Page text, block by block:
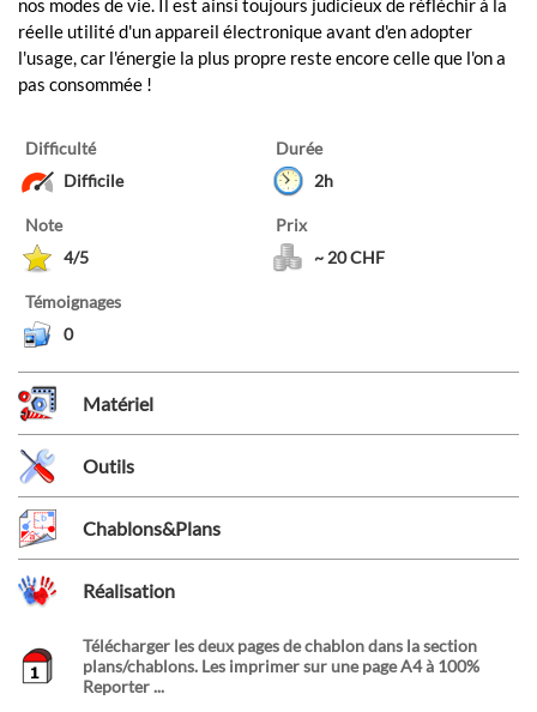
réelle utilité d'un appareil électronique avant d'en adopter
l'usage, car l'énergie la plus propre reste encore celle que l'on a
pas consommée !
Difficulté
Difficile
Durée
2h
Note
4/5
Prix
~ 20 CHF
Témoignages
0
Matériel
Outils
Chablons&Plans
Réalisation
Télécharger les deux pages de chablon dans la section
plans/chablons. Les imprimer sur une page A4 à 100%
Reporter ...